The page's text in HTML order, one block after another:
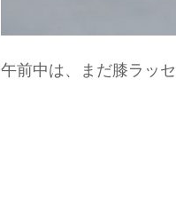
午前中は、まだ膝ラッ